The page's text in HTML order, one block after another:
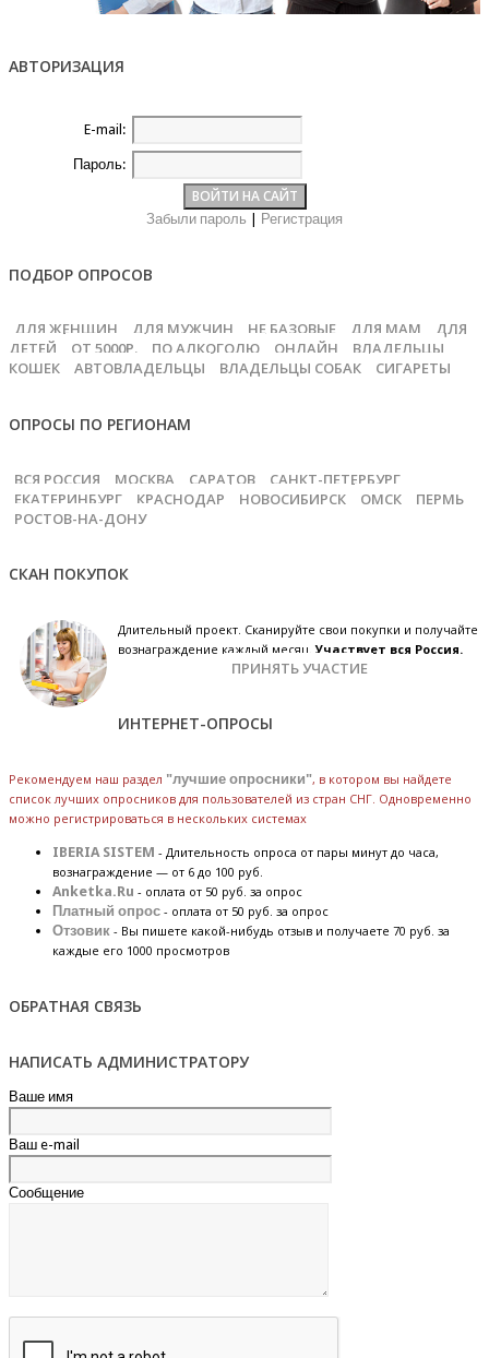
АВТОРИЗАЦИЯ
E-mail:
Пароль:
Забыли пароль Регистрация
ПОДБОР ОПРОСОВ
ДЛЯ ЖЕНЩИН ДЛЯ МУЖЧИН НЕ БАЗОВЫЕ ДЛЯ МАМ
ДЛЯ
ДЕТЕЙ
ОТ 5000Р. ПО АЛКОГОЛЮ ОНЛАЙН
ВЛАДЕЛЬЦЫ
КОШЕК
АВТОВЛАДЕЛЬЦЫ ВЛАДЕЛЬЦЫ СОБАК СИГАРЕТЫ
ОПРОСЫ ПО РЕГИОНАМ
ВСЯ РОССИЯ МОСКВА САРАТОВ
САНКТ-ПЕТЕРБУРГ
ЕКАТЕРИНБУРГ
КРАСНОДАР НОВОСИБИРСК ОМСК
ПЕРМЬ
РОСТОВ-НА-ДОНУ
СКАН ПОКУПОК
Длительный проект. Сканируйте свои покупки и получайте
вознаграждение каждый месяц.Участвует вся Россия.
ПРИНЯТЬ УЧАСТИЕ
ИНТЕРНЕТ-ОПРОСЫ
Рекомендуем наш раздел "лучшие опросники", в котором вы найдете
список лучших опросников для пользователей из стран СНГ. Одновременно
можно регистрироваться в нескольких системах
IBERIA SISTEM - Длительность опроса от пары минут до часа,
вознаграждение — от 6 до 100 руб.
Anketka.Ru - оплата от 50 руб. за опрос
Платный опрос - оплата от 50 руб. за опрос
Отзовик - Вы пишете какой-нибудь отзыв и получаете 70 руб. за
каждые его 1000 просмотров
ОБРАТНАЯ СВЯЗЬ
НАПИСАТЬ АДМИНИСТРАТОРУ
Ваше имя
Ваш e-mail
Сообщение